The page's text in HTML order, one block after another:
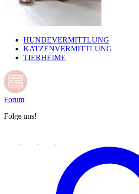
HUNDEVERMITTLUNG
KATZENVERMITTLUNG
TIERHEIME
Forum
Folge uns!